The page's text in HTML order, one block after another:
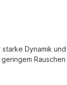
Dynamik